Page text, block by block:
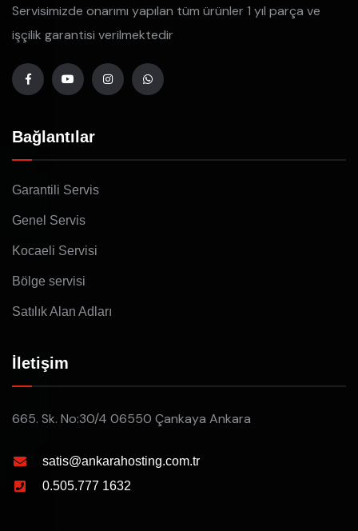
Servisimizde onarımı yapılan tüm ürünler 1 yıl parça ve
işçilik garantisi verilmektedir
Bağlantılar
Garantili Servis
Genel Servis
Kocaeli Servisi
Bölge servisi
Satılık Alan Adları
İletişim
665. Sk. No:30/4 06550 Çankaya Ankara
satis@ankarahosting.com.tr
0.505.777 1632